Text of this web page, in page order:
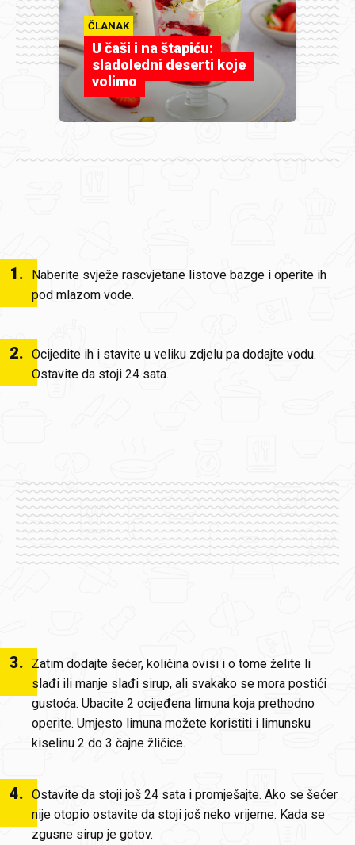
ČLANAK
U čaši i na štapiću:
sladoledni deserti koje
volimo
1.
Naberite svježe rascvjetane listove bazge i operite ih
pod mlazom vode.
2. Ocijedite ih i stavite u veliku zdjelu pa dodajte vodu.
Ostavite da stoji 24 sata.
3.
Zatim dodajte šećer, količina ovisi i o tome želite li
slađi ili manje slađi sirup, ali svakako se mora postići
gustoća. Ubacite 2 ocijeđena limuna koja prethodno
operite. Umjesto limuna možete koristiti i limunsku
kiselinu 2 do 3 čajne žličice.
4. Ostavite da stoji još 24 sata i promješajte. Ako se šećer
nije otopio ostavite da stoji još neko vrijeme. Kada se
zgusne sirup je gotov.